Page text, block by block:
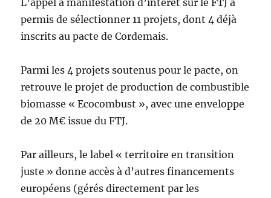
permis de sélectionner 11 projets, dont 4 déjà
inscrits au pacte de Cordemais.
Parmi les 4 projets soutenus pour le pacte, on
retrouve le projet de production de combustible
biomasse « Ecocombust », avec une enveloppe
de 20 M€ issue du FTJ.
Par ailleurs, le label « territoire en transition
juste » donne accès à d’autres financements
européens (gérés directement par les